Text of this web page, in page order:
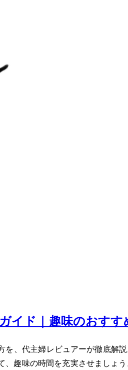
イド｜趣味のおすす
、40代主婦レビュアーが徹底
趣味の時間を充実させましょう